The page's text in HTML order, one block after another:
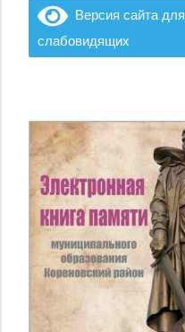
Версия сайта для
слабовидящих